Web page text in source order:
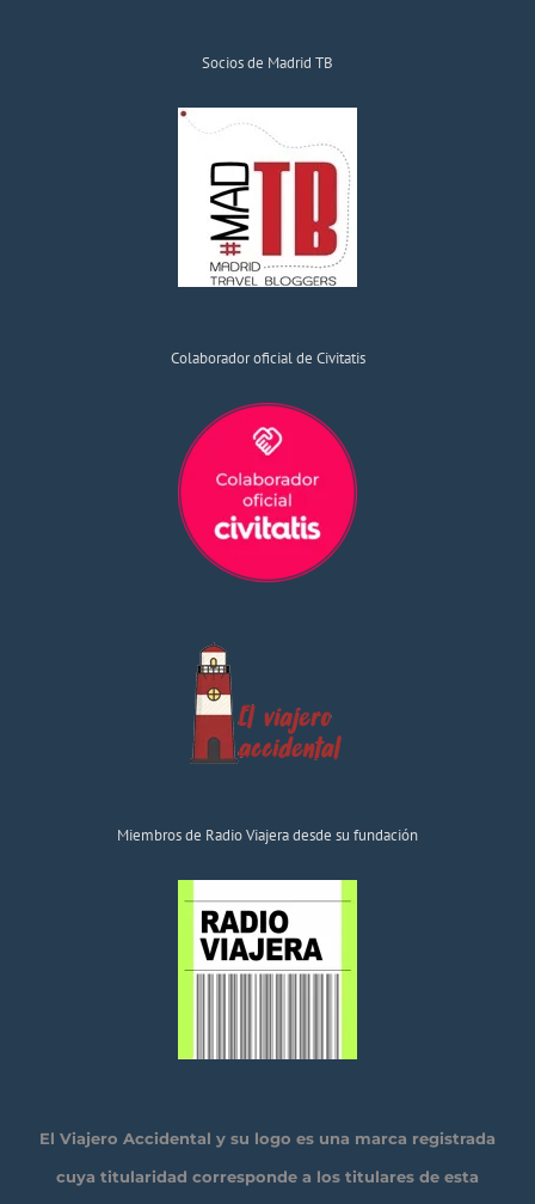
Socios de Madrid TB
Colaborador oficial de Civitatis
Miembros de Radio Viajera desde su fundación
El Viajero Accidental y su logo es una marca registrada
cuya titularidad corresponde a los titulares de esta